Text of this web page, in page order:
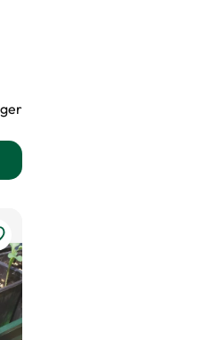
Cultura (Odla) 7W produktsida